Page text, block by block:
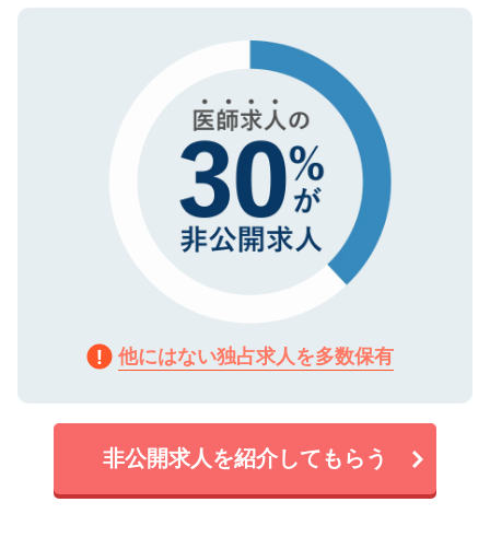
で、機密保持に関してもご安心ください。
ので、まずはご登録ください。
他にはない独占求人を多数保有
非公開求人を紹介してもらう